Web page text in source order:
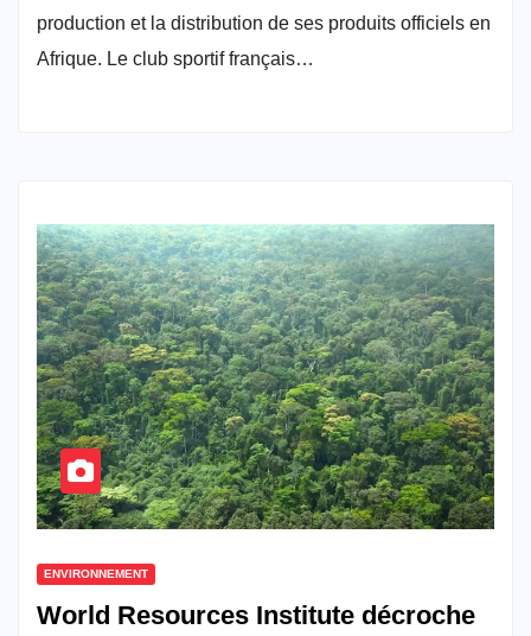
production et la distribution de ses produits officiels en
Afrique. Le club sportif français…
ENVIRONNEMENT
World Resources Institute décroche